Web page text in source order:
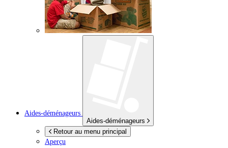
Aides-déménageurs
Aides-déménageurs
Retour au menu principal
Aperçu